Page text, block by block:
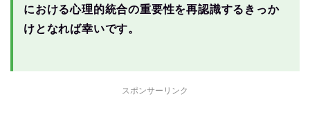
における心理的統合の重要性を再認識するきっか
けとなれば幸いです。
スポンサーリンク